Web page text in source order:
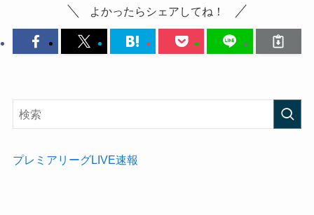
よかったらシェアしてね！
プレミアリーグLIVE速報